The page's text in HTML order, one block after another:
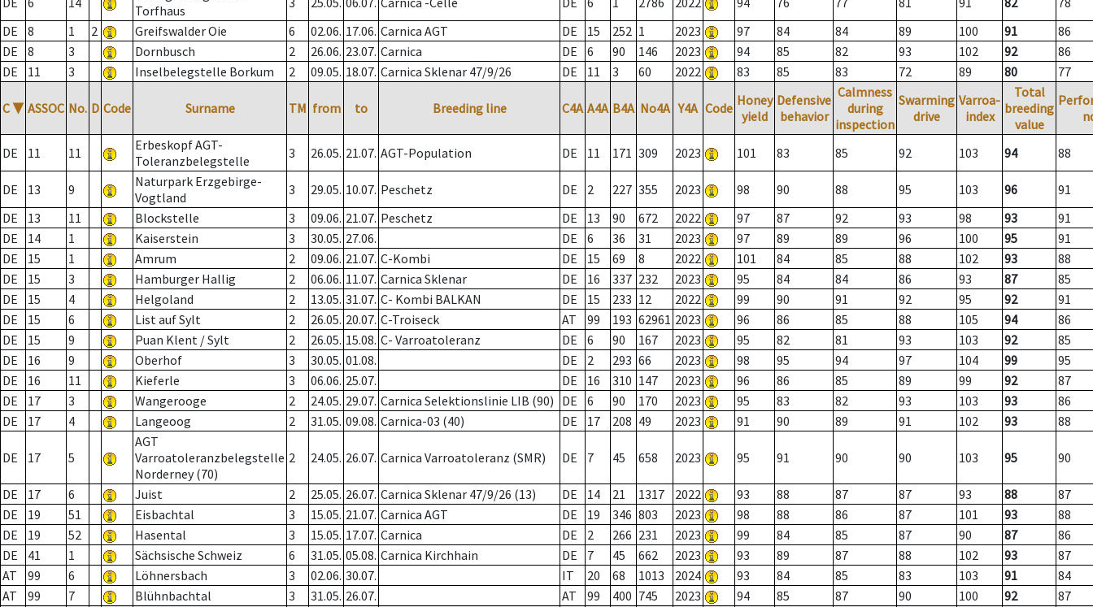
Torfhaus
DE
8 1 2 Greifswalder Oie 6 02.06. 17.06. Carnica AGT DE 15 252 1 2023 97 84 84 89 100 91
86
DE
8 3 Dornbusch 2 26.06. 23.07. Carnica DE 6 90 146 2023 94 85 82 93 102 92
86
DE
11 3 Inselbelegstelle Borkum 2 09.05. 18.07. Carnica Sklenar 47/9/26 DE 11 3 60 2022 83 85 83 72 89 80 77
C ▼ ASSOC No. D Code Surname TM from to Breeding line C4A A4A B4A No4A Y4A Code Honey
yield
Defensive
behavior
Calmness
during
inspection
Swarming
drive
Varroa-
index
Total
breeding
value
DE 11 11
Erbeskopf AGT-
Toleranzbelegstelle
3 26.05. 21.07. AGT-Population DE 11 171 309 2023 101 83 85 92 103 94 88
DE 13 9
Naturpark Erzgebirge-
Vogtland
3 29.05. 10.07. Peschetz DE 2 227 355 2023 98 90 88 95 103 96
91
DE
13 11 Blockstelle 3 09.06. 21.07. Peschetz DE 13 90 672 2022 97 87 92 93 98 93
91
DE
14 1 Kaiserstein 3 30.05. 27.06. DE 6 36 31 2023 97 89 89 96 100 95
91
DE
15 1 Amrum 2 09.06. 21.07. C-Kombi DE 15 69 8 2022 101 84 85 88 102 93
88
DE
15 3 Hamburger Hallig 2 06.06. 11.07. Carnica Sklenar DE 16 337 232 2023 95 84 84 86 93 87
85
DE
15 4 Helgoland 2 13.05. 31.07. C- Kombi BALKAN DE 15 233 12 2022 99 90 91 92 95 92
91
DE
15 6 List auf Sylt 2 26.05. 20.07. C-Troiseck AT 99 193 62961 2023 96 86 85 88 105 94
86
DE
15 9 Puan Klent / Sylt 2 26.05. 15.08. C- Varroatoleranz DE 6 90 167 2023 95 82 81 93 103 92
85
DE
16 9 Oberhof 3 30.05. 01.08. DE 2 293 66 2023 98 95 94 97 104 99
95
DE
16 11 Kieferle 3 06.06. 25.07. DE 16 310 147 2023 96 86 85 89 99 92
87
DE
17 3 Wangerooge 2 24.05. 29.07. Carnica Selektionslinie LIB (90) DE 6 90 170 2023 95 83 82 93 103 93
86
DE
17 4 Langeoog 2 31.05. 09.08. Carnica-03 (40) DE 17 208 49 2023 91 90 89 91 102 93 88
DE 17 5
AGT
Varroatoleranzbelegstelle
Norderney (70)
2 24.05. 26.07. Carnica Varroatoleranz (SMR) DE 7 45 658 2023 95 91 90 90 103 95 90
DE 17 6 Juist 2 25.05. 26.07. Carnica Sklenar 47/9/26 (13) DE 14 21 1317 2022 93 88 87 87 93 88
87
DE
19 51 Eisbachtal 3 15.05. 21.07. Carnica AGT DE 19 346 803 2023 98 88 86 87 101 93
88
DE
19 52 Hasental 3 15.05. 17.07. Carnica DE 2 266 231 2023 99 84 85 87 90 87
86
DE
41 1 Sächsische Schweiz 6 31.05. 05.08. Carnica Kirchhain DE 7 45 662 2023 93 89 87 88 102 93
87
AT
99 6 Löhnersbach 3 02.06. 30.07. IT 20 68 1013 2024 93 84 85 83 103 91
84
AT
99 7 Blühnbachtal 3 31.05. 26.07. AT 99 400 745 2023 94 85 87 90 100 92 87